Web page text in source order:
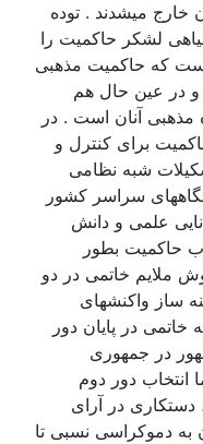
خارج میشدند . توده
لشکر حاکمیت را
است که حاکمیت مذهبی
و در عین حال هم
مذهبی آنان است . در
برای کنترل و
شبه نظامی
سراسر کشور
علمی و دانش
حاکمیت بطور
ملایم خاتمی در دو
ساز واکنشهای
در پایان دور
در جمهوری
انتخاب دور دوم
دستکاری در آرای
به دموکراسی نسبی تا